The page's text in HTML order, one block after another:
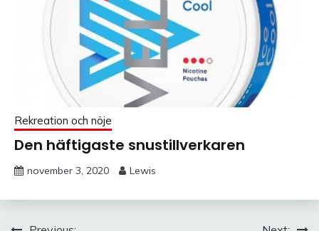
Rekreation och nöje
Den häftigaste snustillverkaren
november 3, 2020 Lewis